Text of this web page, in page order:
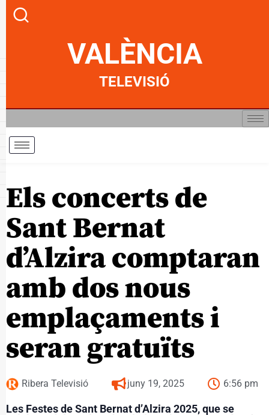
VALÈNCIA
TELEVISIÓ
Els concerts de
Sant Bernat
d’Alzira comptaran
amb dos nous
emplaçaments i
seran gratuïts
Ribera Televisió juny 19, 2025 6:56 pm
Les Festes de Sant Bernat d’Alzira 2025, que se